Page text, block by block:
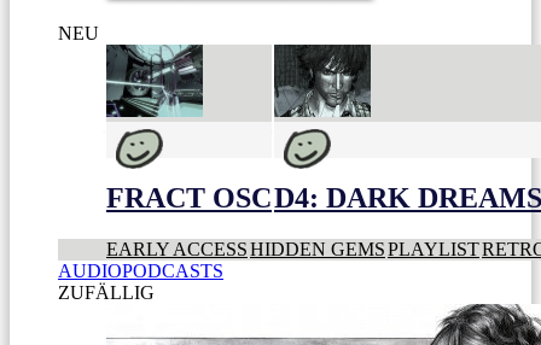
NEU
FRACT OSCD4: DARK
EARLY ACCESSHIDDEN GEMSPLAYLIST
AUDIOPODCASTS
ZUFÄLLIG